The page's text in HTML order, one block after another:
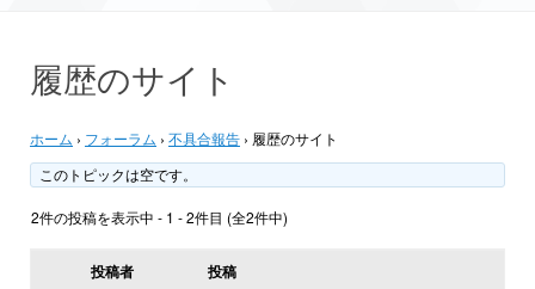
履歴のサイト
ホーム › フォーラム › 不具合報告 › 履歴のサイト
このトピックは空です。
2件の投稿を表示中 - 1 - 2件目 (全2件中)
投稿者 投稿